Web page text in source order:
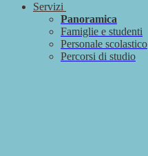
Servizi
Panoramica
Famiglie e studenti
Personale scolastico
Percorsi di studio